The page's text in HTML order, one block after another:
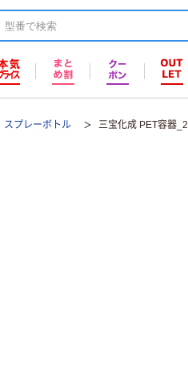
スプレーボトル 三宝化成 PET容器_2